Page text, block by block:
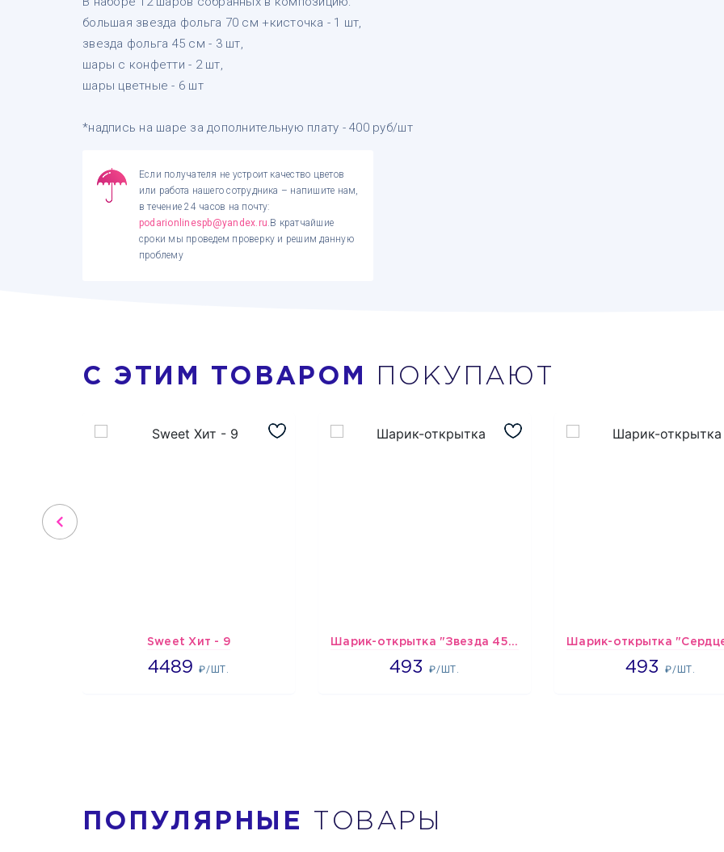
большая звезда фольга 70 см +кисточка - 1 шт,
звезда фольга 45 см - 3 шт,
шары с конфетти - 2 шт,
шары цветные - 6 шт
*надпись на шаре за дополнительную плату - 400 руб/шт
Если получателя не устроит качество цветов
или работа нашего сотрудника – напишите нам,
в течение 24 часов на почту:
podarionlinespb@yandex.ru.В кратчайшие
сроки мы проведем проверку и решим данную
проблему
С ЭТИМ ТОВАРОМ ПОКУПАЮТ
Sweet Хит - 9
4489₽/ШТ.
4489 Шарик-открытка "Звезда 45 см" №1
493₽/ШТ.
493
493₽/ШТ.
493
ПОПУЛЯРНЫЕ ТОВАРЫ